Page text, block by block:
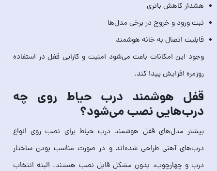
هشدار کاهش باتری
ثبت ورود و خروج در برخی مدل‌ها
قابلیت اتصال به خانه هوشمند
وجود این امکانات باعث می‌شود امنیت و کارایی قفل در استفاده
روزمره افزایش پیدا کند.
قفل هوشمند درب حیاط روی چه
درب‌هایی نصب می‌شود؟
بیشتر مدل‌های قفل هوشمند درب حیاط برای نصب روی انواع
درب‌های آهنی طراحی شده‌اند و در صورت مناسب بودن ساختار
درب و چهارچوب، بدون مشکل قابل نصب هستند. البته انتخاب